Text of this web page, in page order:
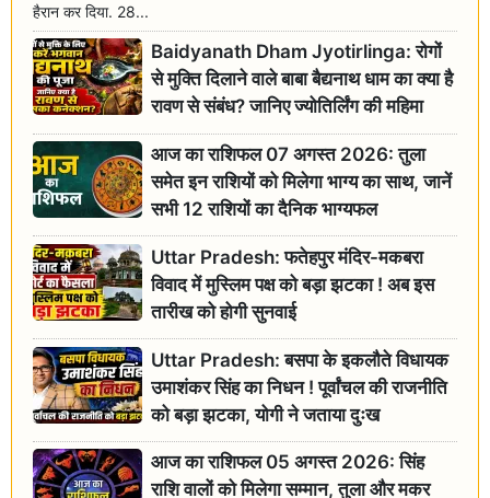
हैरान कर दिया. 28...
Baidyanath Dham Jyotirlinga: रोगों
से मुक्ति दिलाने वाले बाबा बैद्यनाथ धाम का क्या है
रावण से संबंध? जानिए ज्योतिर्लिंग की महिमा
आज का राशिफल 07 अगस्त 2026: तुला
समेत इन राशियों को मिलेगा भाग्य का साथ, जानें
सभी 12 राशियों का दैनिक भाग्यफल
Uttar Pradesh: फतेहपुर मंदिर-मकबरा
विवाद में मुस्लिम पक्ष को बड़ा झटका ! अब इस
तारीख को होगी सुनवाई
Uttar Pradesh: बसपा के इकलौते विधायक
उमाशंकर सिंह का निधन ! पूर्वांचल की राजनीति
को बड़ा झटका, योगी ने जताया दुःख
आज का राशिफल 05 अगस्त 2026: सिंह
राशि वालों को मिलेगा सम्मान, तुला और मकर